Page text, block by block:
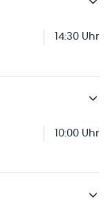
14:30 Uhr
10:00 Uhr